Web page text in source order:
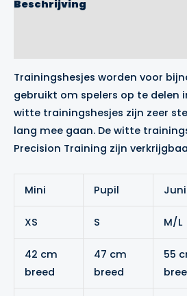
Beschrijving
Trainingshesjes worden voor
gebruikt om spelers op te delen
witte trainingshesjes zijn zeer
lang mee gaan. De witte
Precision Training zijn
Mini Pupil
XS S M/L
42 cm
breed
47 cm
breed
55